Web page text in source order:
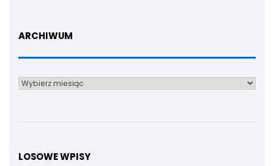
ARCHIWUM
Archiwum
LOSOWE WPISY